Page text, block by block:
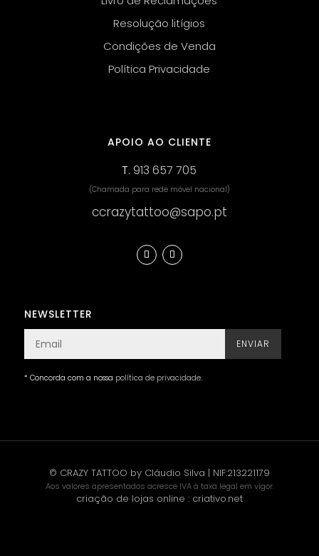
Resolução litígios
Condições de Venda
Política Privacidade
APOIO AO CLIENTE
T.913 657 705
(Chamada para rede móvel nacional)
ccrazytattoo@sapo.pt
NEWSLETTER
ENVIAR
* Concorda com a nossa política de privacidade.
© CRAZY TATTOO by Cláudio Silva | NIF:213221179
Aos valores apresentados acresce IVA à taxa legal em vigor.
criação de lojas online : criativo.net